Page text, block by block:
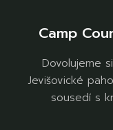
Camp
Dovolujeme
Jevišovické
sousedí s